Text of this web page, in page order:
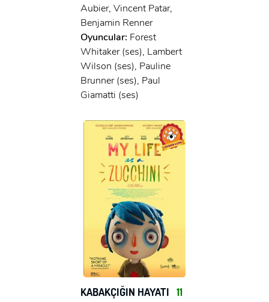
Aubier, Vincent Patar,
Benjamin Renner
Oyuncular: Forest
Whitaker (ses), Lambert
Wilson (ses), Pauline
Brunner (ses), Paul
Giamatti (ses)
KABAKÇIĞIN HAYATI 11